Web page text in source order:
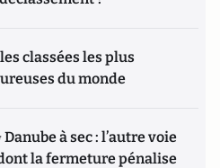
classées les plus
du monde
Danube à sec : l’autre voie
la fermeture pénalise